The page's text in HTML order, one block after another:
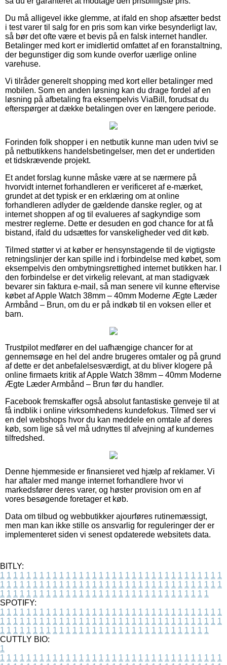
Du må alligevel ikke glemme, at ifald en shop afsætter bedst
i test varer til salg for en pris som kan virke besynderligt lav,
så bør det ofte være et bevis på en falsk internet handler.
Betalinger med kort er imidlertid omfattet af en foranstaltning,
der begunstiger dig som kunde overfor uærlige online
varehuse.
Vi tilråder generelt shopping med kort eller betalinger med
mobilen. Som en anden løsning kan du drage fordel af en
løsning på afbetaling fra eksempelvis ViaBill, forudsat du
efterspørger at dække betalingen over en længere periode.
Forinden folk shopper i en netbutik kunne man uden tvivl se
på netbutikkens handelsbetingelser, men det er undertiden
et tidskrævende projekt.
Et andet forslag kunne måske være at se nærmere på
hvorvidt internet forhandleren er verificeret af e-mærket,
grundet at det typisk er en erklæring om at online
forhandleren adlyder de gældende danske regler, og at
internet shoppen af og til evalueres af sagkyndige som
mestrer reglerne. Dette er desuden en god chance for at få
bistand, ifald du udsættes for vanskeligheder ved dit køb.
Tilmed støtter vi at køber er hensynstagende til de vigtigste
retningslinjer der kan spille ind i forbindelse med købet, som
eksempelvis den ombytningsrettighed internet butikken har. I
den forbindelse er det virkelig relevant, at man stadigvæk
bevarer sin faktura e-mail, så man senere vil kunne eftervise
købet af Apple Watch 38mm – 40mm Moderne Ægte Læder
Armbånd – Brun, om du er på indkøb til en voksen eller et
barn.
Trustpilot medfører en del uafhængige chancer for at
gennemsøge en hel del andre brugeres omtaler og på grund
af dette er det anbefalelsesværdigt, at du bliver klogere på
online firmaets kritik af Apple Watch 38mm – 40mm Moderne
Ægte Læder Armbånd – Brun før du handler.
Facebook fremskaffer også absolut fantastiske genveje til at
få indblik i online virksomhedens kundefokus. Tilmed ser vi
en del webshops hvor du kan meddele en omtale af deres
køb, som lige så vel må udnyttes til afvejning af kundernes
tilfredshed.
Denne hjemmeside er finansieret ved hjælp af reklamer. Vi
har aftaler med mange internet forhandlere hvor vi
markedsfører deres varer, og høster provision om en af
vores besøgende foretager et køb.
Data om tilbud og webbutikker ajourføres rutinemæssigt,
men man kan ikke stille os ansvarlig for reguleringer der er
implementeret siden vi senest opdaterede websitets data.
BITLY:
1 1 1 1 1 1 1 1 1 1 1 1 1 1 1 1 1 1 1 1 1 1 1 1 1 1 1 1 1 1 1 1 1 1
1 1 1 1 1 1 1 1 1 1 1 1 1 1 1 1 1 1 1 1 1 1 1 1 1 1 1 1 1 1 1 1 1 1
1 1 1 1 1 1 1 1 1 1 1 1 1 1 1 1 1 1 1 1 1 1 1 1 1 1 1 1 1 1 1 1
SPOTIFY:
1 1 1 1 1 1 1 1 1 1 1 1 1 1 1 1 1 1 1 1 1 1 1 1 1 1 1 1 1 1 1 1 1 1
1 1 1 1 1 1 1 1 1 1 1 1 1 1 1 1 1 1 1 1 1 1 1 1 1 1 1 1 1 1 1 1 1 1
1 1 1 1 1 1 1 1 1 1 1 1 1 1 1 1 1 1 1 1 1 1 1 1 1 1 1 1 1 1 1 1
CUTTLY BIO:
1
1 1 1 1 1 1 1 1 1 1 1 1 1 1 1 1 1 1 1 1 1 1 1 1 1 1 1 1 1 1 1 1 1 1